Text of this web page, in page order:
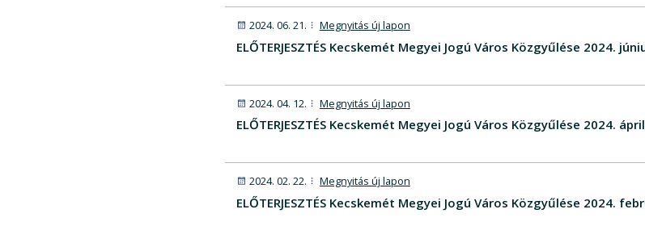
2024. 06. 21. Megnyitás új lapon
ELŐTERJESZTÉS Kecskemét Megyei Jogú Város Közgyűlése 2024.
2024. 04. 12. Megnyitás új lapon
ELŐTERJESZTÉS Kecskemét Megyei Jogú Város Közgyűlése 2024.
2024. 02. 22. Megnyitás új lapon
ELŐTERJESZTÉS Kecskemét Megyei Jogú Város Közgyűlése 2024.